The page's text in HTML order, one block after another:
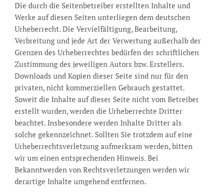
Die durch die Seitenbetreiber erstellten Inhalte und
Werke auf diesen Seiten unterliegen dem deutschen
Urheberrecht. Die Vervielfältigung, Bearbeitung,
Verbreitung und jede Art der Verwertung außerhalb der
Grenzen des Urheberrechtes bedürfen der schriftlichen
Zustimmung des jeweiligen Autors bzw. Erstellers.
Downloads und Kopien dieser Seite sind nur für den
privaten, nicht kommerziellen Gebrauch gestattet.
Soweit die Inhalte auf dieser Seite nicht vom Betreiber
erstellt wurden, werden die Urheberrechte Dritter
beachtet. Insbesondere werden Inhalte Dritter als
solche gekennzeichnet. Sollten Sie trotzdem auf eine
Urheberrechtsverletzung aufmerksam werden, bitten
wir um einen entsprechenden Hinweis. Bei
Bekanntwerden von Rechtsverletzungen werden wir
derartige Inhalte umgehend entfernen.